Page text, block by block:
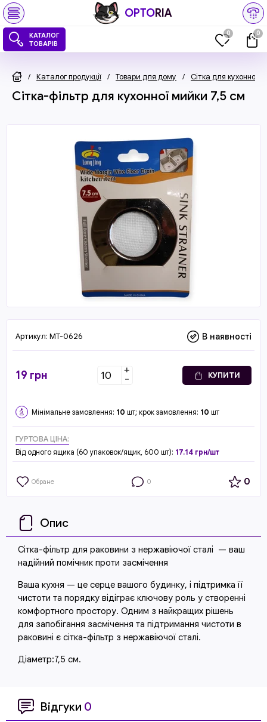
OPTORIA
КАТАЛОГ
ТОВАРІВ
0 0
/ Каталог продукції / Товари для дому / Сітка для кухонної
Сітка-фільтр для кухонної мийки 7,5 см
Артикул: MT-0626 В наявності
19 грн +
- КУПИТИ
Мінімальне замовлення: 10 шт; крок замовлення: 10 шт
ГУРТОВА ЦІНА:
Від одного ящика (60 упаковок/ящик, 600 шт): 17.14 грн/шт
Обране 0 0
Опис
Сітка-фільтр для раковини з нержавіючої сталі — ваш
надійний помічник проти засмічення
Ваша кухня — це серце вашого будинку, і підтримка її
чистоти та порядку відіграє ключову роль у створенні
комфортного простору. Одним з найкращих рішень
для запобігання засмічення та підтримання чистоти в
раковині є сітка-фільтр з нержавіючої сталі.
Діаметр:7,5 см.
Відгуки 0